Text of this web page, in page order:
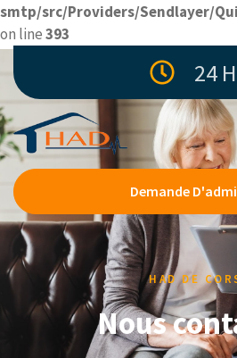
smtp/src/Providers/Sendlayer/
on line393
24
Demande
HAD DE
Nous